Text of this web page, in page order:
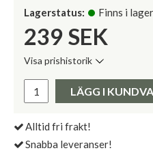
Lagerstatus: Finns i lager
239 SEK
Visa prishistorik
LÄGG I
Alltid fri frakt!
Snabba leveranser!